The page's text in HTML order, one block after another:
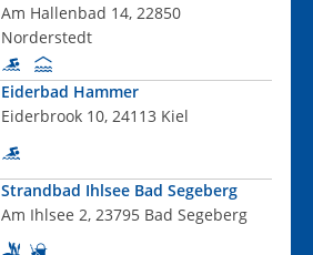
Am Hallenbad 14, 22850
Norderstedt
Eiderbad Hammer
Eiderbrook 10, 24113 Kiel
Strandbad Ihlsee Bad Segeberg
Am Ihlsee 2, 23795 Bad Segeberg